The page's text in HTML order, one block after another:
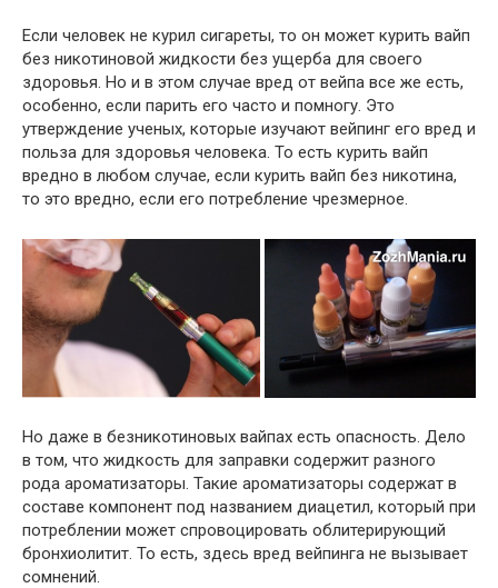
Если человек не курил сигареты, то он может курить вайп
без никотиновой жидкости без ущерба для своего
здоровья. Но и в этом случае вред от вейпа все же есть,
особенно, если парить его часто и помногу. Это
утверждение ученых, которые изучают вейпинг его вред и
польза для здоровья человека. То есть курить вайп
вредно в любом случае, если курить вайп без никотина,
то это вредно, если его потребление чрезмерное.
Но даже в безникотиновых вайпах есть опасность. Дело
в том, что жидкость для заправки содержит разного
рода ароматизаторы. Такие ароматизаторы содержат в
составе компонент под названием диацетил, который при
потреблении может спровоцировать облитерирующий
бронхиолитит. То есть, здесь вред вейпинга не вызывает
сомнений.